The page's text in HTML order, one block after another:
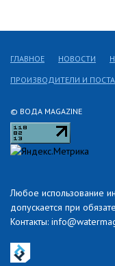
© ВОДА MAGAZINE
Любое использование
допускается при
Контакты:
ГЛАВНОЕ НОВОСТИ
ПРОИЗВОДИТЕЛИ И